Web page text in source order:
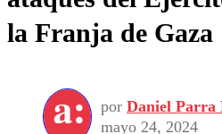
Colo Colo
Motor
Torneo
Torneo Nacional
Noticias
Internacional
Nacional
Vida Social
Programas
la Franja de Gaza
por Daniel Parra
mayo 24, 2024